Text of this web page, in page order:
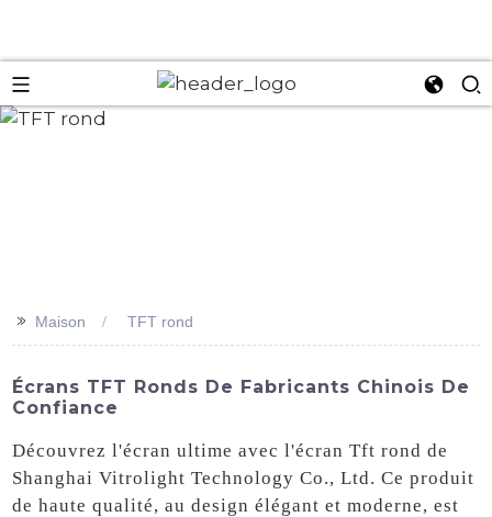
>> Maison TFT rond
Écrans TFT Ronds De Fabricants Chinois De
Confiance
Découvrez l'écran ultime avec l'écran Tft rond de
Shanghai Vitrolight Technology Co., Ltd. Ce produit
de haute qualité, au design élégant et moderne, est